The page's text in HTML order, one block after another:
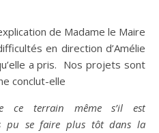
de Madame le Maire
en direction d’Amélie
a pris. Nos projets sont
conclut-elle
ce terrain même s’il est
pu se faire plus tôt dans la